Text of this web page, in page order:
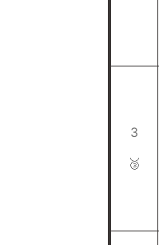
3
🥉